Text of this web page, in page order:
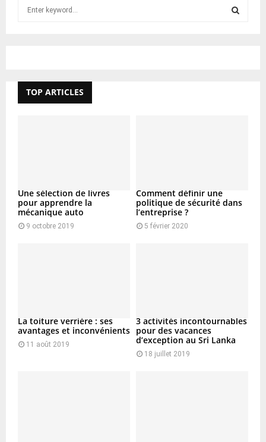
r
TOP ARTICLES
Une sélection de livres
pour apprendre la
mécanique auto
9 octobre 2019
Comment définir une
politique de sécurité dans
l’entreprise ?
5 février 2020
La toiture verrière : ses
avantages et inconvénients
11 août 2019
3 activités incontournables
pour des vacances
d’exception au Sri Lanka
18 juillet 2019